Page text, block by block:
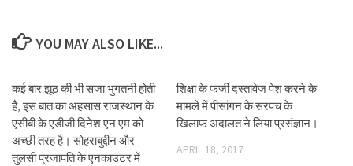
YOU MAY ALSO LIKE...
कई बार झूठ की भी सजा भुगतनी होती
है, इस बात का अहसास राजस्थान के
एसीबी के एडीजी दिनेश एन एम को
अच्छी तरह है। सोहराबुद्दीन और
तुलसी प्रजापति के एनकाउंटर में
शिक्षा के फर्जी दस्तावेज पेश करने के
मामले में पीसांगन के सरपंच के
खिलाफ अदालत ने लिया प्रसंज्ञान।
APRIL 18, 2017